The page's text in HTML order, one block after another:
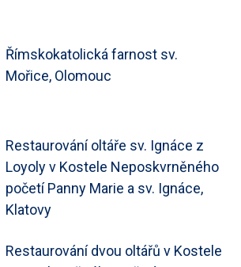
Římskokatolická farnost sv.
Mořice, Olomouc
Restaurování oltáře sv. Ignáce z
Loyoly v Kostele Neposkvrněného
početí Panny Marie a sv. Ignáce,
Klatovy
Restaurování dvou oltářů v Kostele